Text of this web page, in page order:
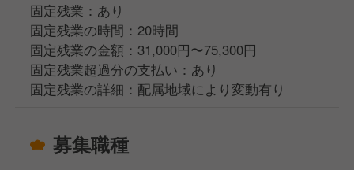
固定残業：あり
固定残業の時間：20時間
固定残業の金額：31,000円〜75,300円
固定残業超過分の支払い：あり
固定残業の詳細：配属地域により変動有り
募集職種